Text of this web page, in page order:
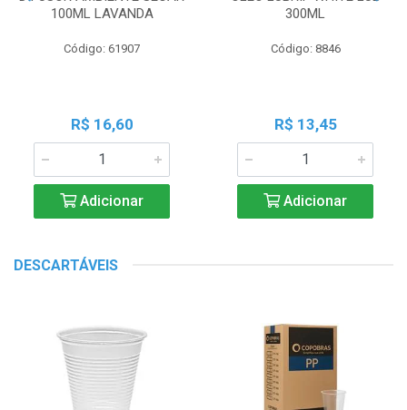
100ML LAVANDA
Código: 61907
R$ 16,60
Adicionar
300ML
Código: 8846
R$ 13,45
Adicionar
DESCARTÁVEIS